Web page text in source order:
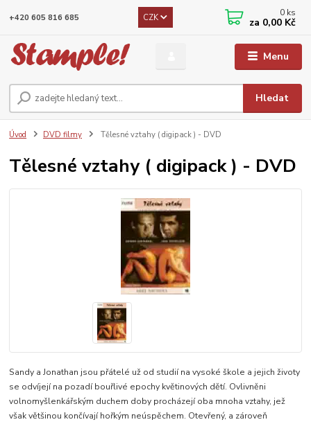
Menu
CZK
Hledat
+420 605 816 685 0 ks
za 0,00 Kč
Úvod DVD filmy Tělesné vztahy ( digipack ) - DVD
Tělesné vztahy ( digipack ) - DVD
Sandy a Jonathan jsou přátelé už od studií na vysoké škole a jejich životy
se odvíjejí na pozadí bouřlivé epochy květinových dětí. Ovlivněni
volnomyšlenkářským duchem doby procházejí oba mnoha vztahy, jež
však většinou končívají hořkým neúspěchem. Otevřený, a zároveň